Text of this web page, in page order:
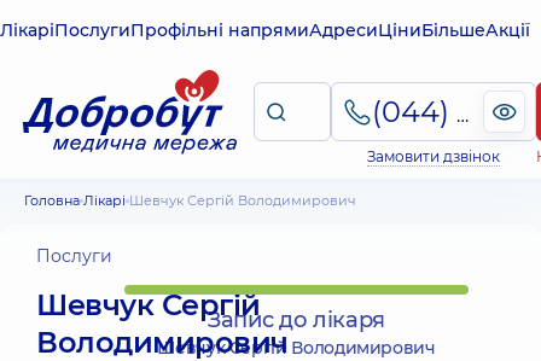
ЛікаріПослугиПрофільні напрямиАдресиЦіниБільшеАкції
(044) 495-2-888
Замовити дзвінок
Головна Лікарі Шевчук Сергій Володимирович
Послуги
Шевчук Сергій
Володимирович
Запис до лікаря
Шевчук Сергій Володимирович